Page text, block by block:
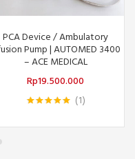
PCA Device / Ambulatory
Pump | AUTOMED 3400
– ACE MEDICAL
Rp19.500.000
1